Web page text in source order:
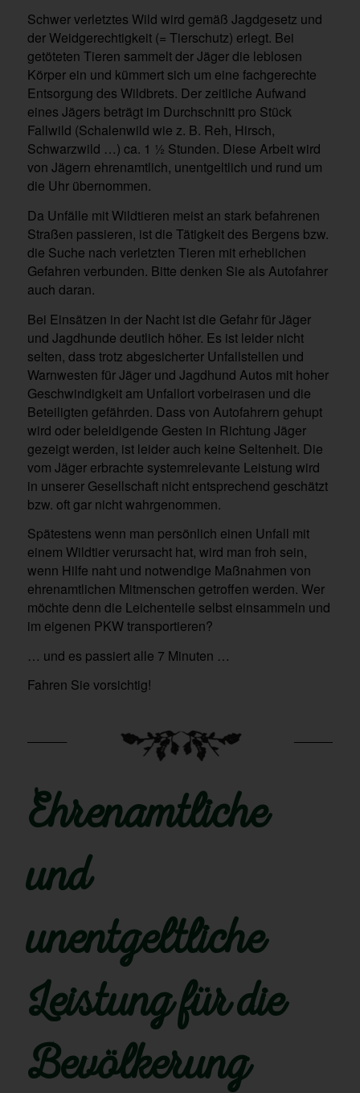
Schwer verletztes Wild wird gemäß Jagdgesetz und
der Weidgerechtigkeit (= Tierschutz) erlegt. Bei
getöteten Tieren sammelt der Jäger die leblosen
Körper ein und kümmert sich um eine fachgerechte
Entsorgung des Wildbrets. Der zeitliche Aufwand
eines Jägers beträgt im Durchschnitt pro Stück
Fallwild (Schalenwild wie z. B. Reh, Hirsch,
Schwarzwild …) ca. 1 ½ Stunden. Diese Arbeit wird
von Jägern ehrenamtlich, unentgeltlich und rund um
die Uhr übernommen.
Da Unfälle mit Wildtieren meist an stark befahrenen
Straßen passieren, ist die Tätigkeit des Bergens bzw.
die Suche nach verletzten Tieren mit erheblichen
Gefahren verbunden. Bitte denken Sie als Autofahrer
auch daran.
Bei Einsätzen in der Nacht ist die Gefahr für Jäger
und Jagdhunde deutlich höher. Es ist leider nicht
selten, dass trotz abgesicherter Unfallstellen und
Warnwesten für Jäger und Jagdhund Autos mit hoher
Geschwindigkeit am Unfallort vorbeirasen und die
Beteiligten gefährden. Dass von Autofahrern gehupt
wird oder beleidigende Gesten in Richtung Jäger
gezeigt werden, ist leider auch keine Seltenheit. Die
vom Jäger erbrachte systemrelevante Leistung wird
in unserer Gesellschaft nicht entsprechend geschätzt
bzw. oft gar nicht wahrgenommen.
Spätestens wenn man persönlich einen Unfall mit
einem Wildtier verursacht hat, wird man froh sein,
wenn Hilfe naht und notwendige Maßnahmen von
ehrenamtlichen Mitmenschen getroffen werden. Wer
möchte denn die Leichenteile selbst einsammeln und
im eigenen PKW transportieren?
… und es passiert alle 7 Minuten …
Fahren Sie vorsichtig!
Ehrenamtliche
und
unentgeltliche
Leistung für die
Bevölkerung